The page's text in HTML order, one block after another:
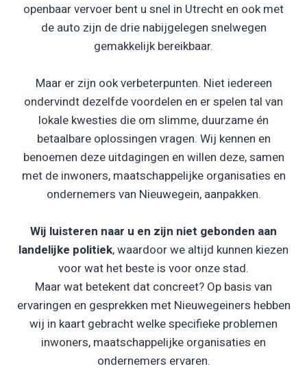
openbaar vervoer bent u snel in Utrecht en ook met
de auto zijn de drie nabijgelegen snelwegen
gemakkelijk bereikbaar.
Maar er zijn ook verbeterpunten. Niet iedereen
ondervindt dezelfde voordelen en er spelen tal van
lokale kwesties die om slimme, duurzame én
betaalbare oplossingen vragen. Wij kennen en
benoemen deze uitdagingen en willen deze, samen
met de inwoners, maatschappelijke organisaties en
ondernemers van Nieuwegein, aanpakken.
Wij luisteren naar u en zijn niet gebonden aan
landelijke politiek, waardoor we altijd kunnen kiezen
voor wat het beste is voor onze stad.
Maar wat betekent dat concreet? Op basis van
ervaringen en gesprekken met Nieuwegeiners hebben
wij in kaart gebracht welke specifieke problemen
inwoners, maatschappelijke organisaties en
ondernemers ervaren.